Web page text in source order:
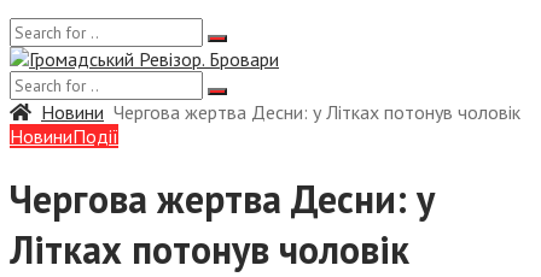
Новини Чергова жертва Десни: у Літках потонув чоловік
НовиниПодії
Чергова жертва Десни: у
Літках потонув чоловік